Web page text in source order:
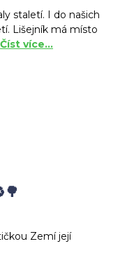
staletí. I do našich
Lišejník má místo
Číst více…
Zemí její